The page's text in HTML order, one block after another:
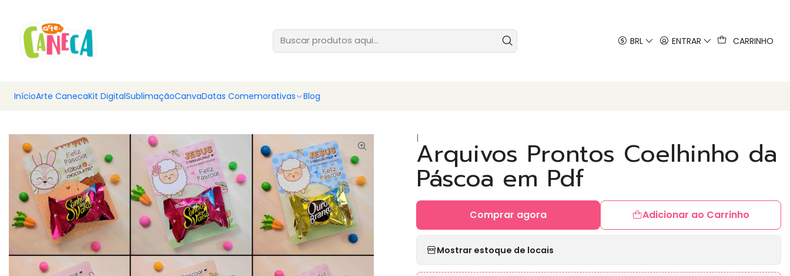
BRL ENTRAR CARRINHO
InícioArte CanecaKit DigitalSublimaçãoCanvaDatas Comemorativas Blog
|Arquivos Prontos Coelhinho da
Páscoa em Pdf
Adicionar ao Carrinho
Comprar agora
Mostrar estoque de locais